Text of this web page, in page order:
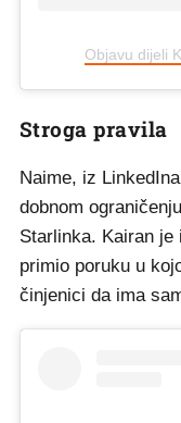
Objavu dijeli
Stroga pravila
Naime, iz
dobnom
Starlinka. Kairan
primio poruku u
činjenici da ima